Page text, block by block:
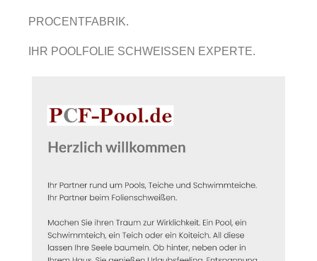
PROCENTFABRIK.
IHR POOLFOLIE SCHWEISSEN EXPERTE.